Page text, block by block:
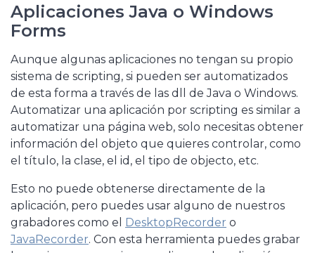
Aplicaciones Java o Windows
Forms
Aunque algunas aplicaciones no tengan su propio
sistema de scripting, si pueden ser automatizados
de esta forma a través de las dll de Java o Windows.
Automatizar una aplicación por scripting es similar a
automatizar una página web, solo necesitas obtener
información del objeto que quieres controlar, como
el título, la clase, el id, el tipo de objecto, etc.
Esto no puede obtenerse directamente de la
aplicación, pero puedes usar alguno de nuestros
grabadores como el DesktopRecorder o
JavaRecorder. Con esta herramienta puedes grabar